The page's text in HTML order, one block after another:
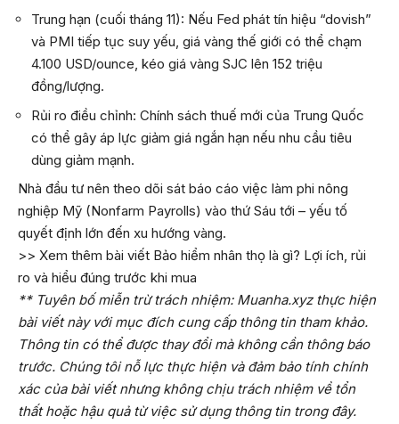
Trung hạn (cuối tháng 11): Nếu Fed phát tín hiệu “dovish”
và PMI tiếp tục suy yếu, giá vàng thế giới có thể chạm
4.100 USD/ounce, kéo giá vàng SJC lên 152 triệu
đồng/lượng.
Rủi ro điều chỉnh: Chính sách thuế mới của Trung Quốc
có thể gây áp lực giảm giá ngắn hạn nếu nhu cầu tiêu
dùng giảm mạnh.
Nhà đầu tư nên theo dõi sát báo cáo việc làm phi nông
nghiệp Mỹ (Nonfarm Payrolls) vào thứ Sáu tới – yếu tố
quyết định lớn đến xu hướng vàng.
>> Xem thêm bài viết Bảo hiểm nhân thọ là gì? Lợi ích, rủi
ro và hiểu đúng trước khi mua
** Tuyên bố miễn trừ trách nhiệm: Muanha.xyz thực hiện
bài viết này với mục đích cung cấp thông tin tham khảo.
Thông tin có thể được thay đổi mà không cần thông báo
trước. Chúng tôi nỗ lực thực hiện và đảm bảo tính chính
xác của bài viết nhưng không chịu trách nhiệm về tổn
thất hoặc hậu quả từ việc sử dụng thông tin trong đây.